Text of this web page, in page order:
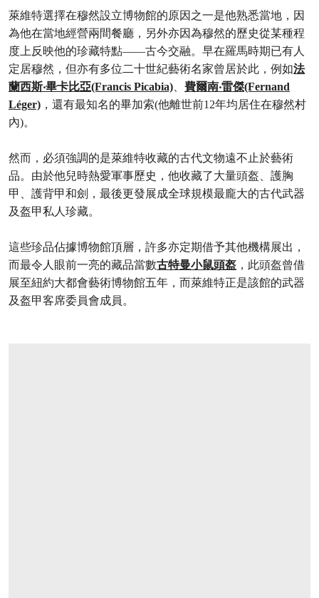
萊維特選擇在穆然設立博物館的原因之一是他熟悉當地，因
為他在當地經營兩間餐廳，另外亦因為穆然的歷史從某種程
度上反映他的珍藏特點——古今交融。早在羅馬時期已有人
定居穆然，但亦有多位二十世紀藝術名家曾居於此，例如法
蘭西斯‧畢卡比亞(Francis Picabia)
費爾南‧雷傑(Fernand
Léger) ，還有最知名的畢加索(他離世前12年均居住在穆然村
內)。
然而，必須強調的是萊維特收藏的古代文物遠不止於藝術
品。由於他兒時熱愛軍事歷史，他收藏了大量頭盔、護胸
甲、護背甲和劍，最後更發展成全球規模最龐大的古代武器
及盔甲私人珍藏。
這些珍品佔據博物館頂層，許多亦定期借予其他機構展出，
而最令人眼前一亮的藏品當數古特曼小鼠頭盔 ，此頭盔曾借
展至紐約大都會藝術博物館五年，而萊維特正是該館的武器
及盔甲客席委員會成員。